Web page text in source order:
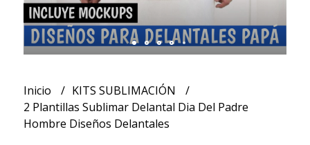
Inicio
KITS SUBLIMACIÓN
2 Plantillas Sublimar Delantal Dia Del Padre
Hombre Diseños Delantales